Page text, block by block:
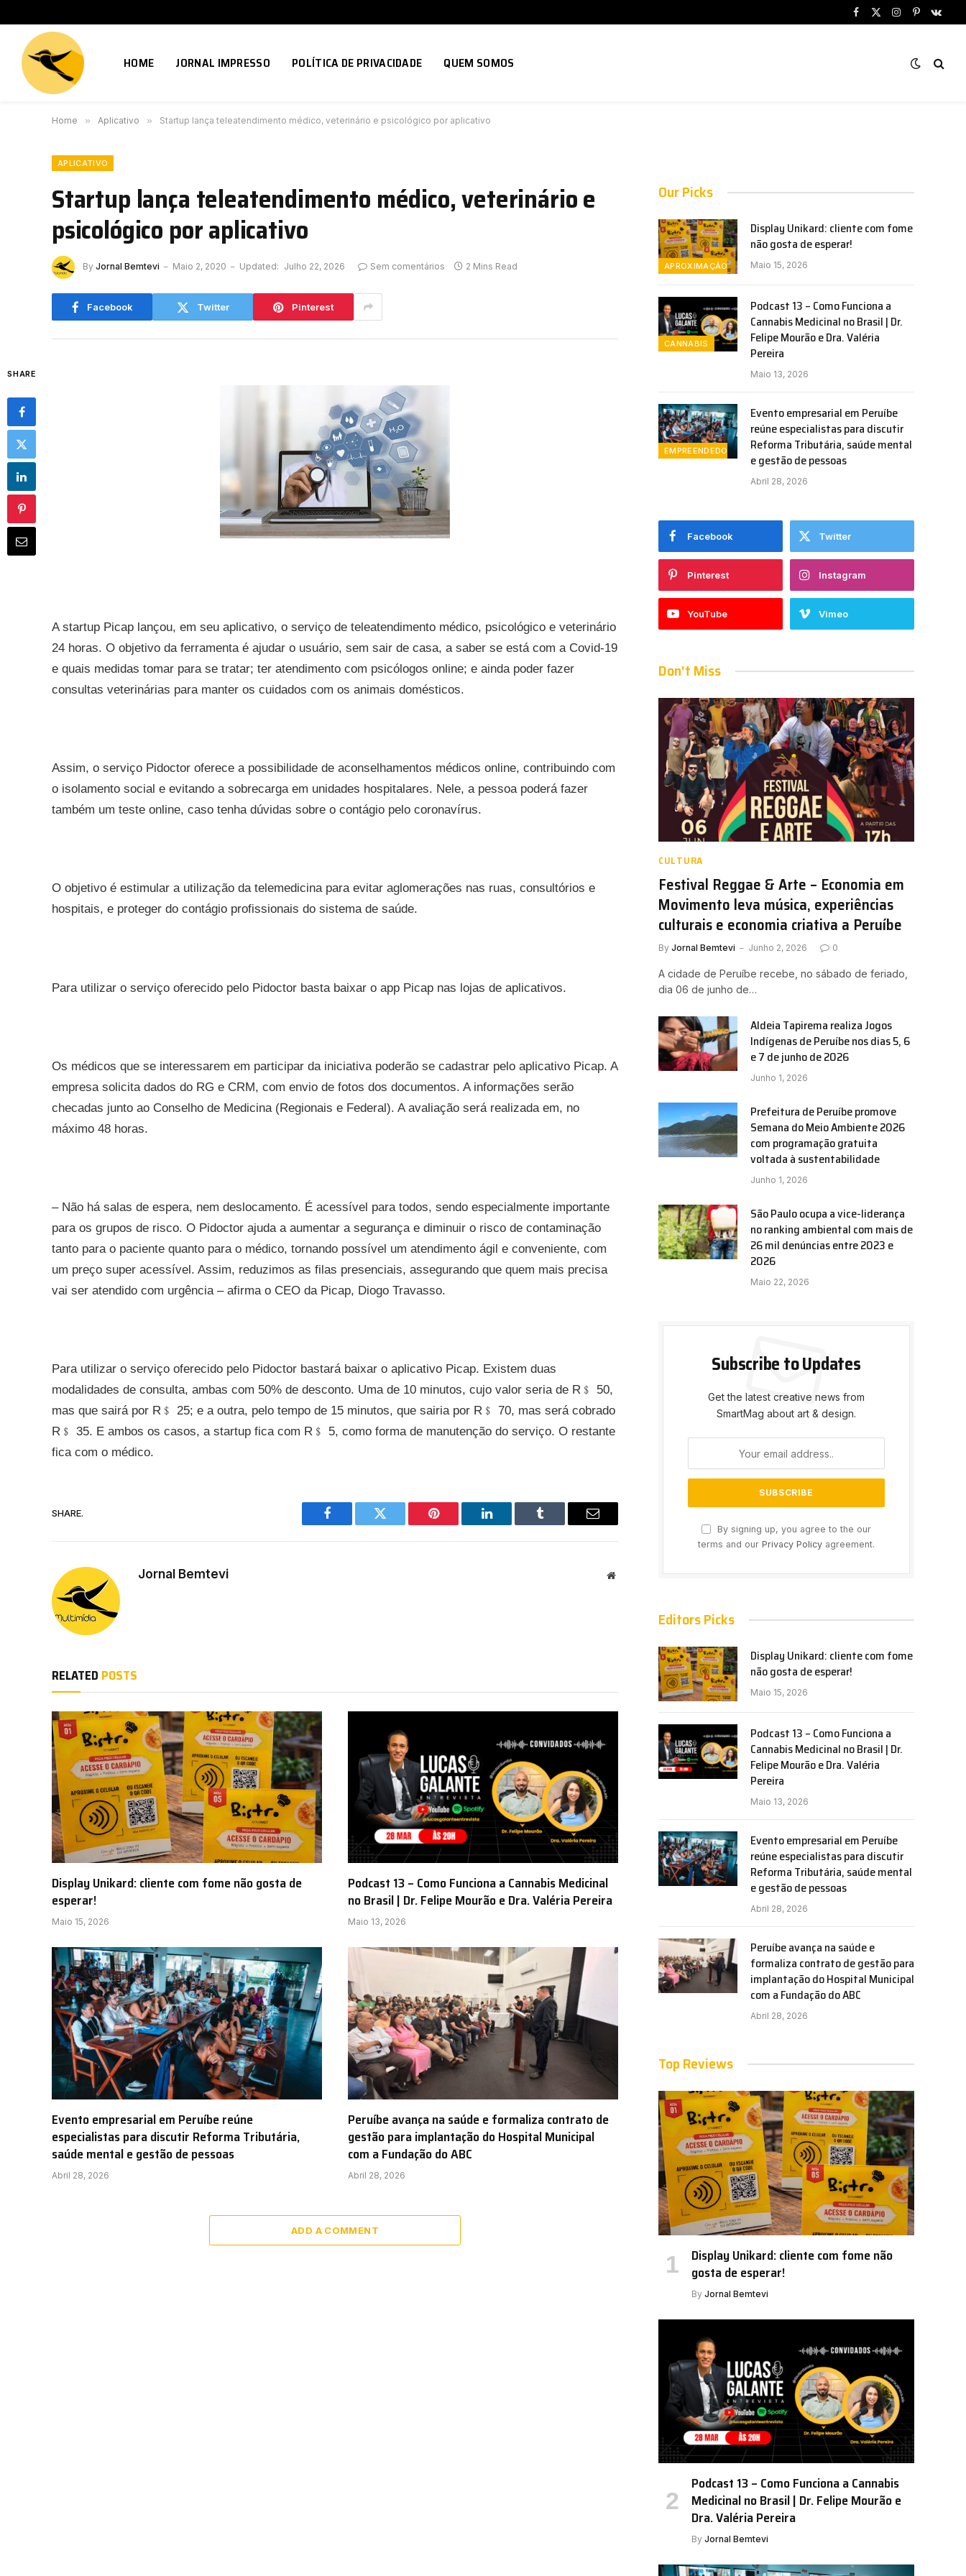
Facebook
X
Instagram
Pinterest
HOME JORNAL IMPRESSO POLÍTICA DE PRIVACIDADE QUEM SOMOS
Home » Aplicativo » Startup lança teleatendimento médico, veterinário e psicológico por aplicativo
APLICATIVO
Startup lança teleatendimento médico, veterinário e
psicológico por aplicativo
By Jornal Bemtevi Maio 2, 2020 Updated: Julho 22, 2026 Sem comentários 2 Mins Read
Facebook Twitter Pinterest
SHARE
A startup Picap lançou, em seu aplicativo, o serviço de teleatendimento médico, psicológico e veterinário
24 horas. O objetivo da ferramenta é ajudar o usuário, sem sair de casa, a saber se está com a Covid-19
e quais medidas tomar para se tratar; ter atendimento com psicólogos online; e ainda poder fazer
consultas veterinárias para manter os cuidados com os animais domésticos.
Assim, o serviço Pidoctor oferece a possibilidade de aconselhamentos médicos online, contribuindo com
o isolamento social e evitando a sobrecarga em unidades hospitalares. Nele, a pessoa poderá fazer
também um teste online, caso tenha dúvidas sobre o contágio pelo coronavírus.
O objetivo é estimular a utilização da telemedicina para evitar aglomerações nas ruas, consultórios e
hospitais, e proteger do contágio profissionais do sistema de saúde.
Para utilizar o serviço oferecido pelo Pidoctor basta baixar o app Picap nas lojas de aplicativos.
Os médicos que se interessarem em participar da iniciativa poderão se cadastrar pelo aplicativo Picap. A
empresa solicita dados do RG e CRM, com envio de fotos dos documentos. A informações serão
checadas junto ao Conselho de Medicina (Regionais e Federal). A avaliação será realizada em, no
máximo 48 horas.
– Não há salas de espera, nem deslocamento. É acessível para todos, sendo especialmente importante
para os grupos de risco. O Pidoctor ajuda a aumentar a segurança e diminuir o risco de contaminação
tanto para o paciente quanto para o médico, tornando possível um atendimento ágil e conveniente, com
um preço super acessível. Assim, reduzimos as filas presenciais, assegurando que quem mais precisa
vai ser atendido com urgência – afirma o CEO da Picap, Diogo Travasso.
Para utilizar o serviço oferecido pelo Pidoctor bastará baixar o aplicativo Picap. Existem duas
modalidades de consulta, ambas com 50% de desconto. Uma de 10 minutos, cujo valor seria de R﹩ 50,
mas que sairá por R﹩ 25; e a outra, pelo tempo de 15 minutos, que sairia por R﹩ 70, mas será cobrado
R﹩ 35. E ambos os casos, a startup fica com R﹩ 5, como forma de manutenção do serviço. O restante
fica com o médico.
SHARE.
Facebook Twitter Pinterest LinkedIn Tumblr Email
Jornal Bemtevi Website
RELATED POSTS
Display Unikard: cliente com fome não gosta de
esperar!
Maio 15, 2026
Podcast 13 – Como Funciona a Cannabis Medicinal
no Brasil | Dr. Felipe Mourão e Dra. Valéria Pereira
Maio 13, 2026
Evento empresarial em Peruíbe reúne
especialistas para discutir Reforma Tributária,
saúde mental e gestão de pessoas
Abril 28, 2026
Peruíbe avança na saúde e formaliza contrato de
gestão para implantação do Hospital Municipal
com a Fundação do ABC
Abril 28, 2026
ADD A COMMENT
Our Picks
APROXIMAÇÃO
Display Unikard: cliente com fome
não gosta de esperar!
Maio 15, 2026
CANNABIS
Podcast 13 – Como Funciona a
Cannabis Medicinal no Brasil | Dr.
Felipe Mourão e Dra. Valéria
Pereira
Maio 13, 2026
EMPREENDEDORISMO
Evento empresarial em Peruíbe
reúne especialistas para discutir
Reforma Tributária, saúde mental
e gestão de pessoas
Abril 28, 2026
Facebook Twitter
Pinterest Instagram
YouTube Vimeo
Don't Miss
CULTURA
Festival Reggae & Arte – Economia em
Movimento leva música, experiências
culturais e economia criativa a Peruíbe
By Jornal Bemtevi Junho 2, 2026 0
A cidade de Peruíbe recebe, no sábado de feriado,
dia 06 de junho de…
Aldeia Tapirema realiza Jogos
Indígenas de Peruíbe nos dias 5, 6
e 7 de junho de 2026
Junho 1, 2026
Prefeitura de Peruíbe promove
Semana do Meio Ambiente 2026
com programação gratuita
voltada à sustentabilidade
Junho 1, 2026
São Paulo ocupa a vice-liderança
no ranking ambiental com mais de
26 mil denúncias entre 2023 e
2026
Maio 22, 2026
Subscribe to Updates
Get the latest creative news from
SmartMag about art & design.
By signing up, you agree to the our
terms and our Privacy Policy agreement.
Editors Picks
Display Unikard: cliente com fome
não gosta de esperar!
Maio 15, 2026
Podcast 13 – Como Funciona a
Cannabis Medicinal no Brasil | Dr.
Felipe Mourão e Dra. Valéria
Pereira
Maio 13, 2026
Evento empresarial em Peruíbe
reúne especialistas para discutir
Reforma Tributária, saúde mental
e gestão de pessoas
Abril 28, 2026
Peruíbe avança na saúde e
formaliza contrato de gestão para
implantação do Hospital Municipal
com a Fundação do ABC
Abril 28, 2026
Top Reviews
Display Unikard: cliente com fome não
gosta de esperar!
By Jornal Bemtevi
Podcast 13 – Como Funciona a Cannabis
Medicinal no Brasil | Dr. Felipe Mourão e
Dra. Valéria Pereira
By Jornal Bemtevi